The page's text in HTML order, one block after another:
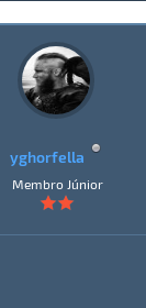
yghorfella
Membro Júnior